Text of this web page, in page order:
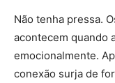
Não tenha pressa.
acontecem quando
emocionalmente.
conexão surja de